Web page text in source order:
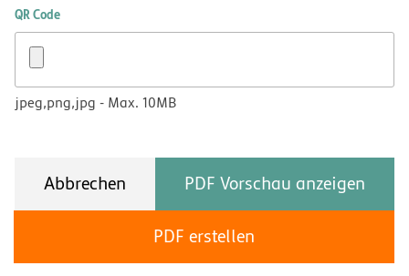
QR Code
jpeg,png,jpg - Max. 10MB
Abbrechen PDF Vorschau anzeigen
PDF erstellen